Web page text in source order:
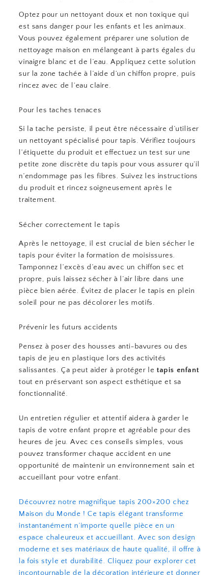
Optez pour un nettoyant doux et non toxique qui
est sans danger pour les enfants et les animaux.
Vous pouvez également préparer une solution de
nettoyage maison en mélangeant à parts égales du
vinaigre blanc et de l’eau. Appliquez cette solution
sur la zone tachée à l’aide d’un chiffon propre, puis
rincez avec de l’eau claire.
Pour les taches tenaces
Si la tache persiste, il peut être nécessaire d’utiliser
un nettoyant spécialisé pour tapis. Vérifiez toujours
l’étiquette du produit et effectuez un test sur une
petite zone discrète du tapis pour vous assurer qu’il
n’endommage pas les fibres. Suivez les instructions
du produit et rincez soigneusement après le
traitement.
Sécher correctement le tapis
Après le nettoyage, il est crucial de bien sécher le
tapis pour éviter la formation de moisissures.
Tamponnez l’excès d’eau avec un chiffon sec et
propre, puis laissez sécher à l’air libre dans une
pièce bien aérée. Évitez de placer le tapis en plein
soleil pour ne pas décolorer les motifs.
Prévenir les futurs accidents
Pensez à poser des housses anti-bavures ou des
tapis de jeu en plastique lors des activités
salissantes. Ça peut aider à protéger letapis enfant
tout en préservant son aspect esthétique et sa
fonctionnalité.
Un entretien régulier et attentif aidera à garder le
tapis de votre enfant propre et agréable pour des
heures de jeu. Avec ces conseils simples, vous
pouvez transformer chaque accident en une
opportunité de maintenir un environnement sain et
accueillant pour votre enfant.
Découvrez notre magnifique tapis 200×200 chez
Maison du Monde ! Ce tapis élégant transforme
instantanément n’importe quelle pièce en un
espace chaleureux et accueillant. Avec son design
moderne et ses matériaux de haute qualité, il offre à
la fois style et durabilité. Cliquez pour explorer cet
incontournable de la décoration intérieure et donner